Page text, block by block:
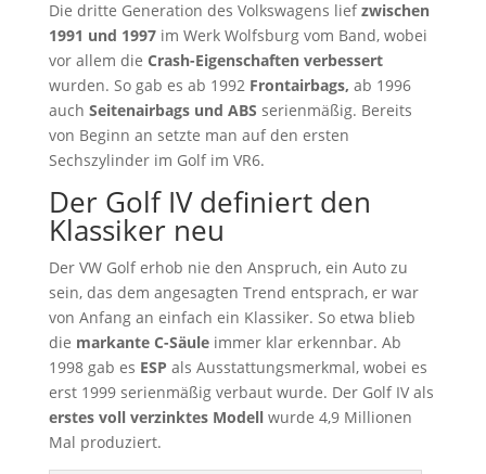
Die dritte Generation des Volkswagens liefzwischen
1991 und 1997 im Werk Wolfsburg vom Band, wobei
vor allem die Crash-Eigenschaften verbessert
wurden. So gab es ab 1992 Frontairbags, ab 1996
auch Seitenairbags und ABS serienmäßig. Bereits
von Beginn an setzte man auf den ersten
Sechszylinder im Golf im VR6.
Der Golf IV definiert den
Klassiker neu
Der VW Golf erhob nie den Anspruch, ein Auto zu
sein, das dem angesagten Trend entsprach, er war
von Anfang an einfach ein Klassiker. So etwa blieb
die markante C-Säuleimmer klar erkennbar. Ab
1998 gab es ESP als Ausstattungsmerkmal, wobei es
erst 1999 serienmäßig verbaut wurde. Der Golf IV als
erstes voll verzinktes Modellwurde 4,9 Millionen
Mal produziert.